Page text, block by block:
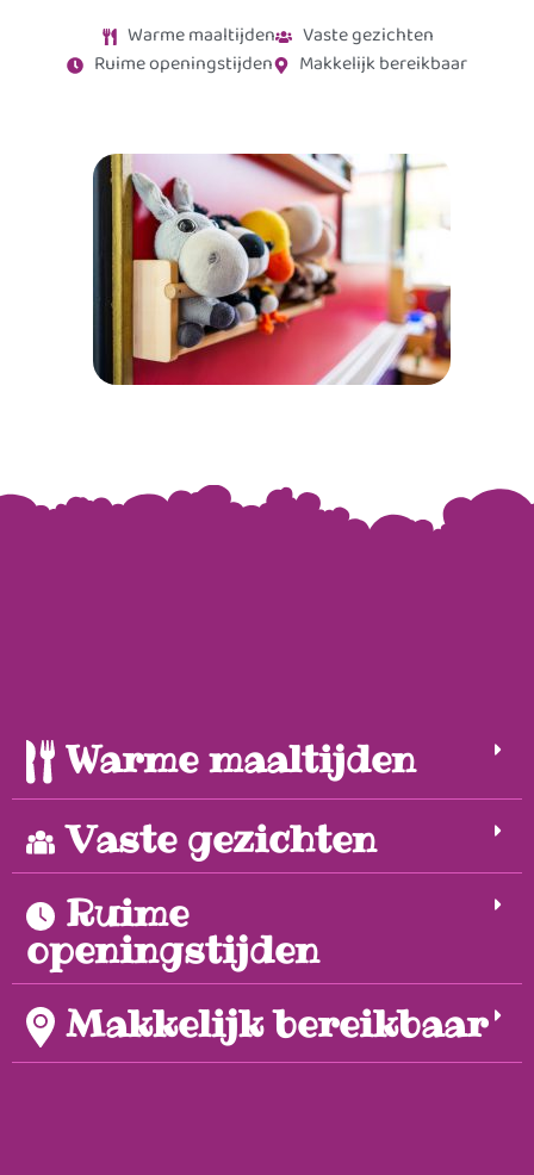
Warme maaltijden
Vaste gezichten
Ruime openingstijden
Makkelijk bereikbaar
Warme maaltijden
Vaste gezichten
Ruime
openingstijden
Makkelijk bereikbaar